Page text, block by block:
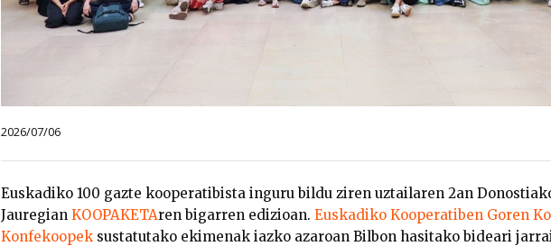
2026/07/06
Euskadiko 100 gazte kooperatibista inguru bildu ziren uztailaren 2an
Jauregian KOOPAKETAren bigarren edizioan. Euskadiko Kooperatiben Goren
Konfekoopek sustatutako ekimenak iazko azaroan Bilbon hasitako bideari